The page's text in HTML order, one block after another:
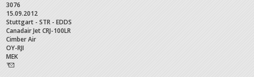
3076
15.09.2012
Stuttgart - STR - EDDS
Canadair JetCRJ-100LR
Cimber Air
OY-RJI
MEK